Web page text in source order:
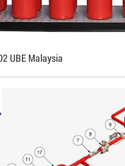
UBE Malaysia